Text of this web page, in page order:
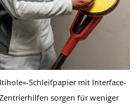
Schleifpapier mit Interface-
sorgen für weniger